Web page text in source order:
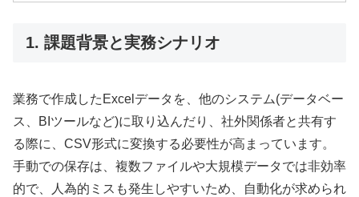
1. 課題背景と実務シナリオ
業務で作成したExcelデータを、他のシステム(データベー
ス、BIツールなど)に取り込んだり、社外関係者と共有す
る際に、CSV形式に変換する必要性が高まっています。
手動での保存は、複数ファイルや大規模データでは非効率
的で、人為的ミスも発生しやすいため、自動化が求められ